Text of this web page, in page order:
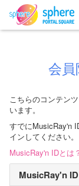
会
こちらのコンテン
います。
すでにMusicRay'n
インしてください。
MusicRay'n IDとは
MusicRay'n